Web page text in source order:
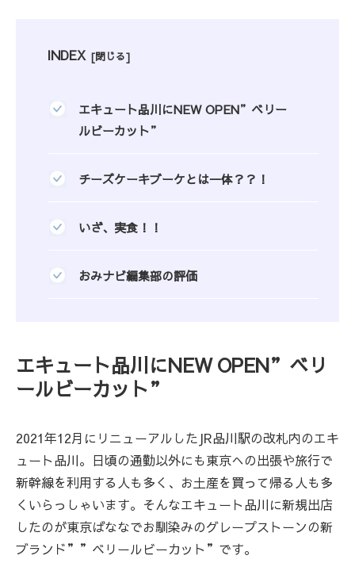
INDEX
エキュート品川にNEW OPEN”ベリー
ルビーカット”
チーズケーキブーケとは一体？？！
いざ、実食！！
おみナビ編集部の評価
エキュート品川にNEW OPEN”ベリ
ールビーカット”
2021年12月にリニューアルしたJR品川駅の改札内のエキ
ュート品川。日頃の通勤以外にも東京への出張や旅行で
新幹線を利用する人も多く、お土産を買って帰る人も多
くいらっしゃいます。そんなエキュート品川に新規出店
したのが東京ばななでお馴染みのグレープストーンの新
ブランド””ベリールビーカット”です。